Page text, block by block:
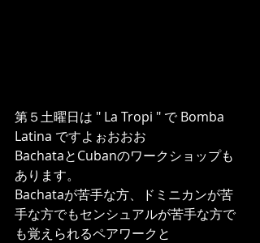
第５土曜日は " La Tropi " で Bomba
Latina ですよぉおおお
BachataとCubanのワークショップも
あります。
Bachataが苦手な方、ドミニカンが苦
手な方でもセンシュアルが苦手な方で
も覚えられるペアワークと